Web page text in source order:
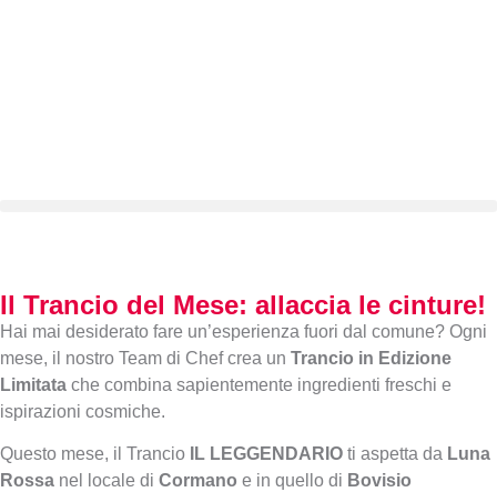
Il Trancio del Mese: allaccia le cinture!
Hai mai desiderato fare un’esperienza fuori dal comune? Ogni
mese, il nostro Team di Chef crea un Trancio in Edizione
Limitata che combina sapientemente ingredienti freschi e
ispirazioni cosmiche.
Questo mese, il Trancio IL LEGGENDARIO ti aspetta da Luna
Rossa nel locale di Cormano e in quello di Bovisio